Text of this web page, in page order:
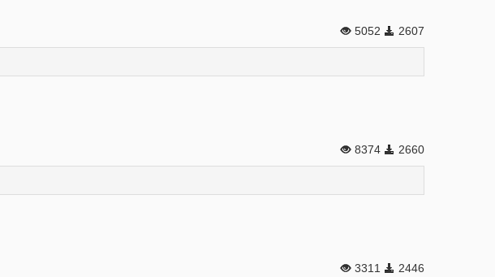
5052 2607
8374 2660
3311 2446